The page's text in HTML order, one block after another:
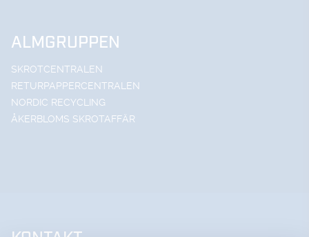
ALMGRUPPEN
SKROTCENTRALEN
RETURPAPPERCENTRALEN
NORDIC RECYCLING
ÅKERBLOMS SKROTAFFÄR